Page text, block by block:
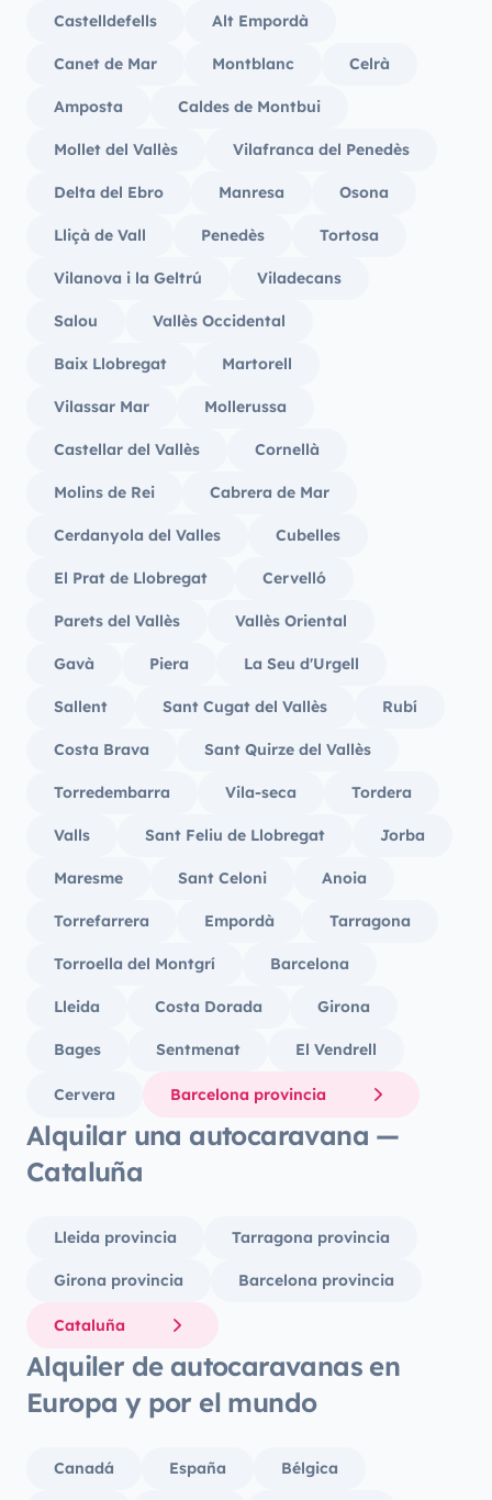
Castelldefells Alt Empordà
Canet de Mar Montblanc Celrà
Amposta Caldes de Montbui
Mollet del Vallès Vilafranca del Penedès
Delta del Ebro Manresa Osona
Lliçà de Vall Penedès Tortosa
Vilanova i la Geltrú Viladecans
Salou Vallès Occidental
Baix Llobregat Martorell
Vilassar Mar Mollerussa
Castellar del Vallès Cornellà
Molins de Rei Cabrera de Mar
Cerdanyola del Valles Cubelles
El Prat de Llobregat Cervelló
Parets del Vallès Vallès Oriental
Gavà Piera La Seu d'Urgell
Sallent Sant Cugat del Vallès Rubí
Costa Brava Sant Quirze del Vallès
Torredembarra Vila-seca Tordera
Valls Sant Feliu de Llobregat Jorba
Maresme Sant Celoni Anoia
Torrefarrera Empordà Tarragona
Torroella del Montgrí Barcelona
Lleida Costa Dorada Girona
Bages Sentmenat El Vendrell
Cervera Barcelona provincia
Alquilar una autocaravana —
Cataluña
Lleida provincia Tarragona provincia
Girona provincia Barcelona provincia
Cataluña
Alquiler de autocaravanas en
Europa y por el mundo
Canadá España Bélgica